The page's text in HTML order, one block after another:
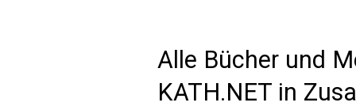
Alle Bücher und
KATH.NET in